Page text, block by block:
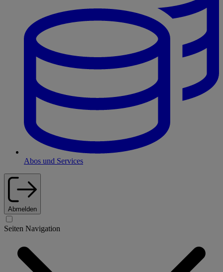
Abos und Services
Abmelden
Seiten Navigation